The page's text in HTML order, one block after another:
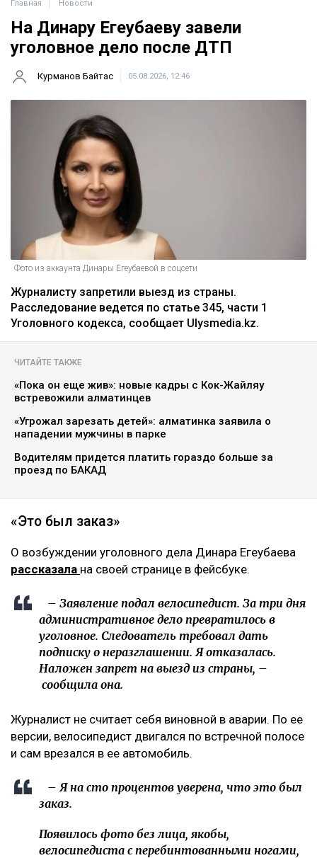
Главная Новости
На Динару Егеубаеву завели
уголовное дело после ДТП
Курманов Байтас 05.08.2026, 12:46
Фото из аккаунта Динары Егеубаевой в соцсети
Журналисту запретили выезд из страны.
Расследование ведется по статье 345, части 1
Уголовного кодекса, сообщает Ulysmedia.kz.
ЧИТАЙТЕ ТАКЖЕ
«Пока он еще жив»: новые кадры с Кок-Жайляу
встревожили алматинцев
«Угрожал зарезать детей»: алматинка заявила о
нападении мужчины в парке
Водителям придется платить гораздо больше за
проезд по БАКАД
«Это был заказ»
О возбуждении уголовного дела Динара Егеубаева
рассказала на своей странице в фейсбуке.
– Заявление подал велосипедист. За три дня
административное дело превратилось в
уголовное. Следователь требовал дать
подписку о неразглашении. Я отказалась.
Наложен запрет на выезд из страны, –
сообщила она.
Журналист не считает себя виновной в аварии. По ее
версии, велосипедист двигался по встречной полосе
и сам врезался в ее автомобиль.
– Я на сто процентов уверена, что это был
заказ.
Появилось фото без лица, якобы,
велосипедиста с перебинтованными ногами,